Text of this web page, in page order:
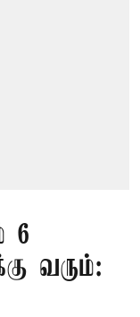
6
வரும்: